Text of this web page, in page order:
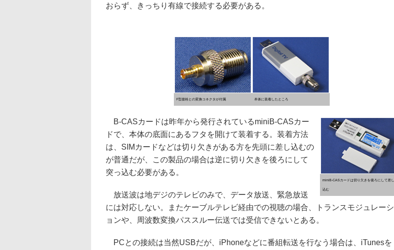
おらず、きっちり有線で接続する必要がある。
F型接栓との変換コネクタが付属 本体に装着したところ
miniB-CASカードは切り欠きを後ろにして差し
込む
B-CASカードは昨年から発行されているminiB-CASカー
ドで、本体の底面にあるフタを開けて装着する。装着方法
は、SIMカードなどは切り欠きがある方を先頭に差し込むの
が普通だが、この製品の場合は逆に切り欠きを後ろにして
突っ込む必要がある。
放送波は地デジのテレビのみで、データ放送、緊急放送
には対応しない。またケーブルテレビ経由での視聴の場合、トランスモジュレーシ
ョンや、周波数変換パススルー伝送では受信できないとある。
PCとの接続は当然USBだが、iPhoneなどに番組転送を行なう場合は、iTunesを